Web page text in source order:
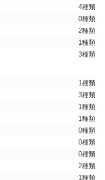
4種類
0種類
2種類
1種類
3種類
1種類
3種類
1種類
1種類
0種類
0種類
0種類
2種類
1種類